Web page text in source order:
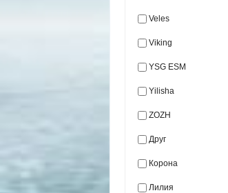
Veles
Viking
YSG ESM
Yilisha
ZOZH
Друг
Корона
Лилия